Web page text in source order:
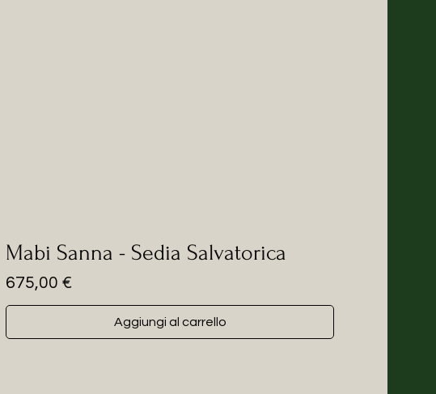
Mabi Sanna - Sedia Salvatorica
Prezzo
675,00 €
Aggiungi al carrello